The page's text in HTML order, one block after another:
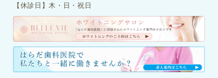
【休診日】木・日・祝日